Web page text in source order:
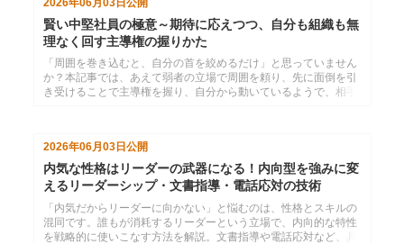
2026年06月03日公開
賢い中堅社員の極意～期待に応えつつ、自分も組織も無
理なく回す主導権の握りかた
「周囲を巻き込むと、自分の首を絞めるだけ」と思っていません
か？本記事では、あえて弱者の立場で周囲を頼り、先に面倒を引
き受けることで主導権を握り、自分から動いているようで、相手
2026年06月03日 公開
内気な性格はリーダーの武器になる！内向型を強みに変
えるリーダーシップ・文書指導・電話応対の技術
「内気だからリーダーに向かない」と悩むのは、性格とスキルの
混同です。誰もが消耗するリーダーという立場で、内向的な特性
を戦略的に使いこなす方法を解説。文書指導や電話応対など、具